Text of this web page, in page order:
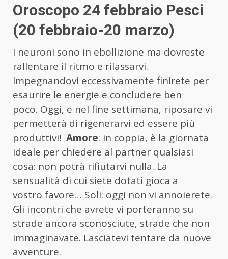
Oroscopo 24 febbraio Pesci
(20 febbraio-20 marzo)
I neuroni sono in ebollizione ma dovreste
rallentare il ritmo e rilassarvi.
Impegnandovi eccessivamente finirete per
esaurire le energie e concludere ben
poco. Oggi, e nel fine settimana, riposare vi
permetterà di rigenerarvi ed essere più
produttivi! Amore: in coppia, è la giornata
ideale per chiedere al partner qualsiasi
cosa: non potrà rifiutarvi nulla. La
sensualità di cui siete dotati gioca a
vostro favore… Soli: oggi non vi annoierete.
Gli incontri che avrete vi porteranno su
strade ancora sconosciute, strade che non
immaginavate. Lasciatevi tentare da nuove
avventure.